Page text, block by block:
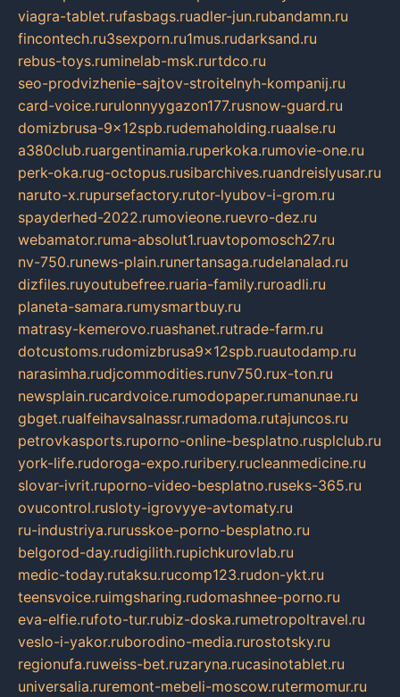
viagra-tablet.rufasbags.ruadler-jun.rubandamn.ru
fincontech.ru3sexporn.ru1mus.rudarksand.ru
rebus-toys.ruminelab-msk.rurtdco.ru
seo-prodvizhenie-sajtov-stroitelnyh-kompanij.ru
card-voice.rurulonnyygazon177.rusnow-guard.ru
domizbrusa-9x12spb.rudemaholding.ruaalse.ru
a380club.ruargentinamia.ruperkoka.rumovie-one.ru
perk-oka.rug-octopus.rusibarchives.ruandreislyusar.ru
naruto-x.rupursefactory.rutor-lyubov-i-grom.ru
spayderhed-2022.rumovieone.ruevro-dez.ru
webamator.ruma-absolut1.ruavtopomosch27.ru
nv-750.runews-plain.runertansaga.rudelanalad.ru
dizfiles.ruyoutubefree.ruaria-family.ruroadli.ru
planeta-samara.rumysmartbuy.ru
matrasy-kemerovo.ruashanet.rutrade-farm.ru
dotcustoms.rudomizbrusa9x12spb.ruautodamp.ru
narasimha.rudjcommodities.runv750.rux-ton.ru
newsplain.rucardvoice.rumodopaper.rumanunae.ru
gbget.rualfeihavsalnassr.rumadoma.rutajuncos.ru
petrovkasports.ruporno-online-besplatno.rusplclub.ru
york-life.rudoroga-expo.ruribery.rucleanmedicine.ru
slovar-ivrit.ruporno-video-besplatno.ruseks-365.ru
ovucontrol.rusloty-igrovyye-avtomaty.ru
ru-industriya.rurusskoe-porno-besplatno.ru
belgorod-day.rudigilith.rupichkurovlab.ru
medic-today.rutaksu.rucomp123.rudon-ykt.ru
teensvoice.ruimgsharing.rudomashnee-porno.ru
eva-elfie.rufoto-tur.rubiz-doska.rumetropoltravel.ru
veslo-i-yakor.ruborodino-media.rurostotsky.ru
regionufa.ruweiss-bet.ruzaryna.rucasinotablet.ru
universalia.ruremont-mebeli-moscow.rutermomur.ru